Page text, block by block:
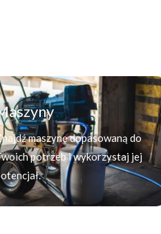
maszynę dopasowaną do
potrzeb i wykorzystaj jej